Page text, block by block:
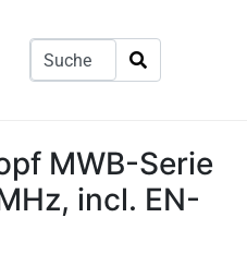
MWB-Serie
incl. EN-